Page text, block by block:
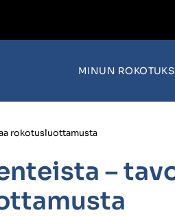
MINUN
rokotusluottamusta
–